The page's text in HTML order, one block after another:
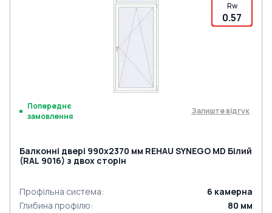
Rw
0.57
Попереднє
замовлення
Залиште відгук
Балконні двері 990x2370 мм REHAU SYNEGO MD Білий
(RAL 9016) з двох сторін
Профільна система: 6 камерна
Глибина профілю: 80 мм